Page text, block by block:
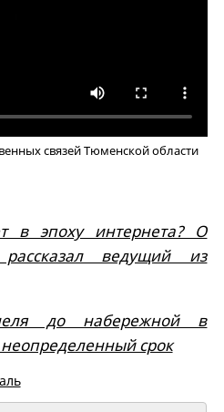
связей Тюменской области
в эпоху интернета? О
ведущий из
до набережной в
срок